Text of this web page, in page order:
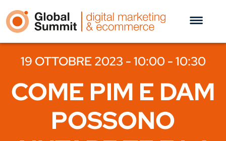
19 OTTOBRE 2023 - 10:00 - 10:30
COME PIM E DAM
POSSONO